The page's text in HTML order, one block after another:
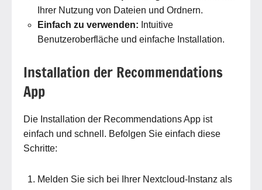
Ihrer Nutzung von Dateien und Ordnern.
Einfach zu verwenden: Intuitive
Benutzeroberfläche und einfache Installation.
Installation der Recommendations
App
Die Installation der Recommendations App ist
einfach und schnell. Befolgen Sie einfach diese
Schritte:
Melden Sie sich bei Ihrer Nextcloud-Instanz als